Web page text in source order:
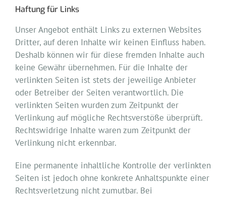
Haftung für Links
Unser Angebot enthält Links zu externen Websites
Dritter, auf deren Inhalte wir keinen Einfluss haben.
Deshalb können wir für diese fremden Inhalte auch
keine Gewähr übernehmen. Für die Inhalte der
verlinkten Seiten ist stets der jeweilige Anbieter
oder Betreiber der Seiten verantwortlich. Die
verlinkten Seiten wurden zum Zeitpunkt der
Verlinkung auf mögliche Rechtsverstöße überprüft.
Rechtswidrige Inhalte waren zum Zeitpunkt der
Verlinkung nicht erkennbar.
Eine permanente inhaltliche Kontrolle der verlinkten
Seiten ist jedoch ohne konkrete Anhaltspunkte einer
Rechtsverletzung nicht zumutbar. Bei